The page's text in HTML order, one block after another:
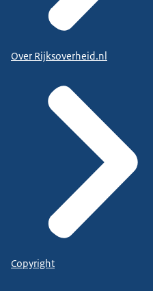
Over Rijksoverheid.nl
Copyright